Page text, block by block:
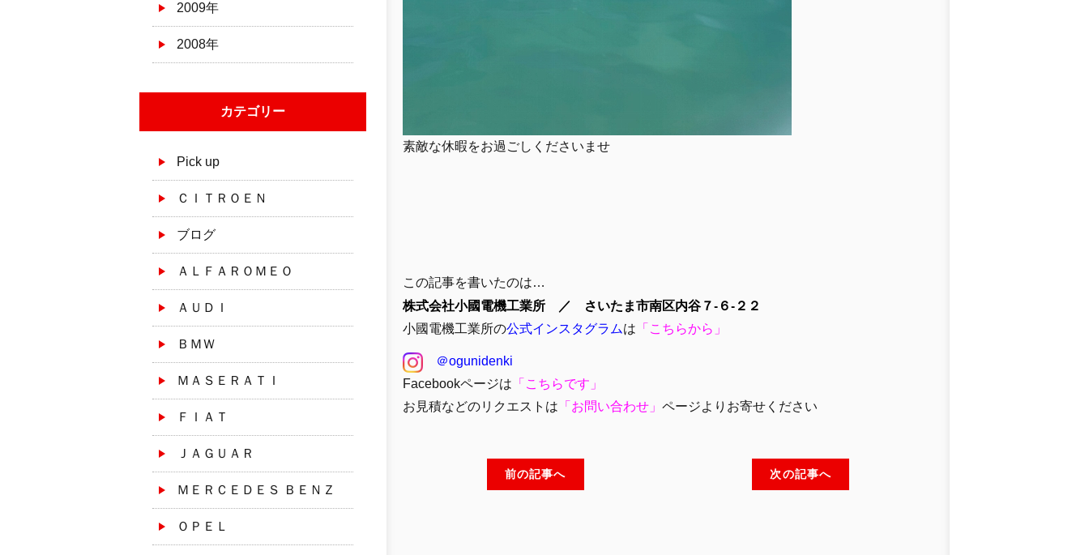
2009年
2008年
カテゴリー
Pick up
ＣＩＴＲＯＥＮ
ブログ
ＡＬＦＡＲＯＭＥＯ
ＡＵＤＩ
ＢＭＷ
ＭＡＳＥＲＡＴＩ
ＦＩＡＴ
ＪＡＧＵＡＲ
ＭＥＲＣＥＤＥＳ ＢＥＮＺ
ＯＰＥＬ
素敵な休暇をお過ごしくださいませ
この記事を書いたのは…
株式会社小國電機工業所 ／ さいたま市南区内谷７-６-２２
小國電機工業所の公式インスタグラムは 「 こちらから」
＠ogunidenki
Facebookページは 「 こちらです」
お見積などのリクエストは 「 お問い合わせ 」 ページよりお寄せください
前の記事へ 次の記事へ